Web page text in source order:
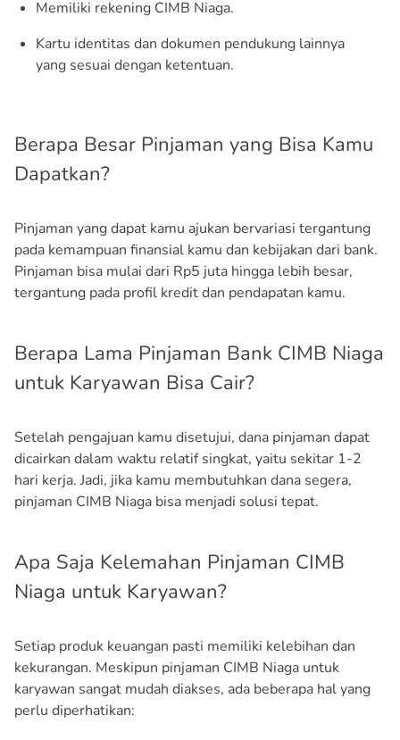
Memiliki rekening CIMB Niaga.
Kartu identitas dan dokumen pendukung lainnya
yang sesuai dengan ketentuan.
Berapa Besar Pinjaman yang Bisa Kamu
Dapatkan?
Pinjaman yang dapat kamu ajukan bervariasi tergantung
pada kemampuan finansial kamu dan kebijakan dari bank.
Pinjaman bisa mulai dari Rp5 juta hingga lebih besar,
tergantung pada profil kredit dan pendapatan kamu.
Berapa Lama Pinjaman Bank CIMB Niaga
untuk Karyawan Bisa Cair?
Setelah pengajuan kamu disetujui, dana pinjaman dapat
dicairkan dalam waktu relatif singkat, yaitu sekitar 1-2
hari kerja. Jadi, jika kamu membutuhkan dana segera,
pinjaman CIMB Niaga bisa menjadi solusi tepat.
Apa Saja Kelemahan Pinjaman CIMB
Niaga untuk Karyawan?
Setiap produk keuangan pasti memiliki kelebihan dan
kekurangan. Meskipun pinjaman CIMB Niaga untuk
karyawan sangat mudah diakses, ada beberapa hal yang
perlu diperhatikan: